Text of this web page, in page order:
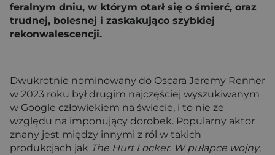
feralnym dniu, w którym otarł się o śmierć, oraz
trudnej, bolesnej i zaskakująco szybkiej
rekonwalescencji.
Dwukrotnie nominowany do Oscara Jeremy Renner
w 2023 roku był drugim najczęściej wyszukiwanym
w Google człowiekiem na świecie, i to nie ze
względu na imponujący dorobek. Popularny aktor
znany jest między innymi z ról w takich
produkcjach jak The Hurt Locker. W pułapce wojny,